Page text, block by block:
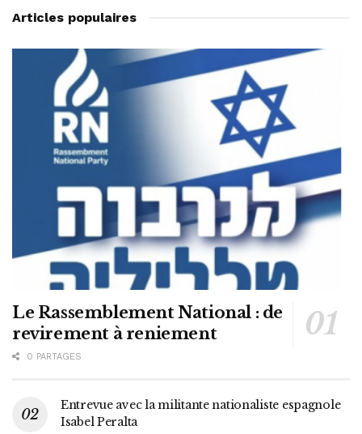
Articles populaires
Le Rassemblement National : de
revirement à reniement
0 PARTAGES
Entrevue avec la militante nationaliste espagnole
Isabel Peralta